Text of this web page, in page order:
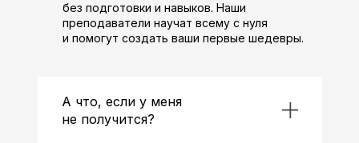
без подготовки и навыков. Наши
преподаватели научат всему с нуля
и помогут создать ваши первые шедевры.
А что, если у меня
не получится?